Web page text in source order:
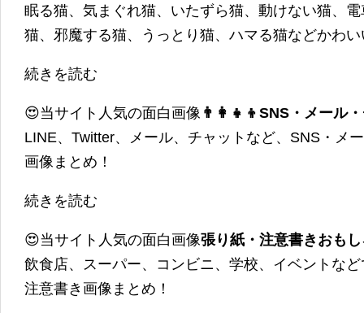
眠る猫、気まぐれ猫、いたずら猫、動けない猫、
猫、邪魔する猫、うっとり猫、ハマる猫などかわ
続きを読む
😍当サイト人気の面白画像 👨‍👩‍👧‍👦SNS・メール
LINE、Twitter、メール、チャットなど、SNS・メ
画像まとめ！
続きを読む
😍当サイト人気の面白画像張り紙・注意書きおも
飲食店、スーパー、コンビニ、学校、イベントな
注意書き画像まとめ！